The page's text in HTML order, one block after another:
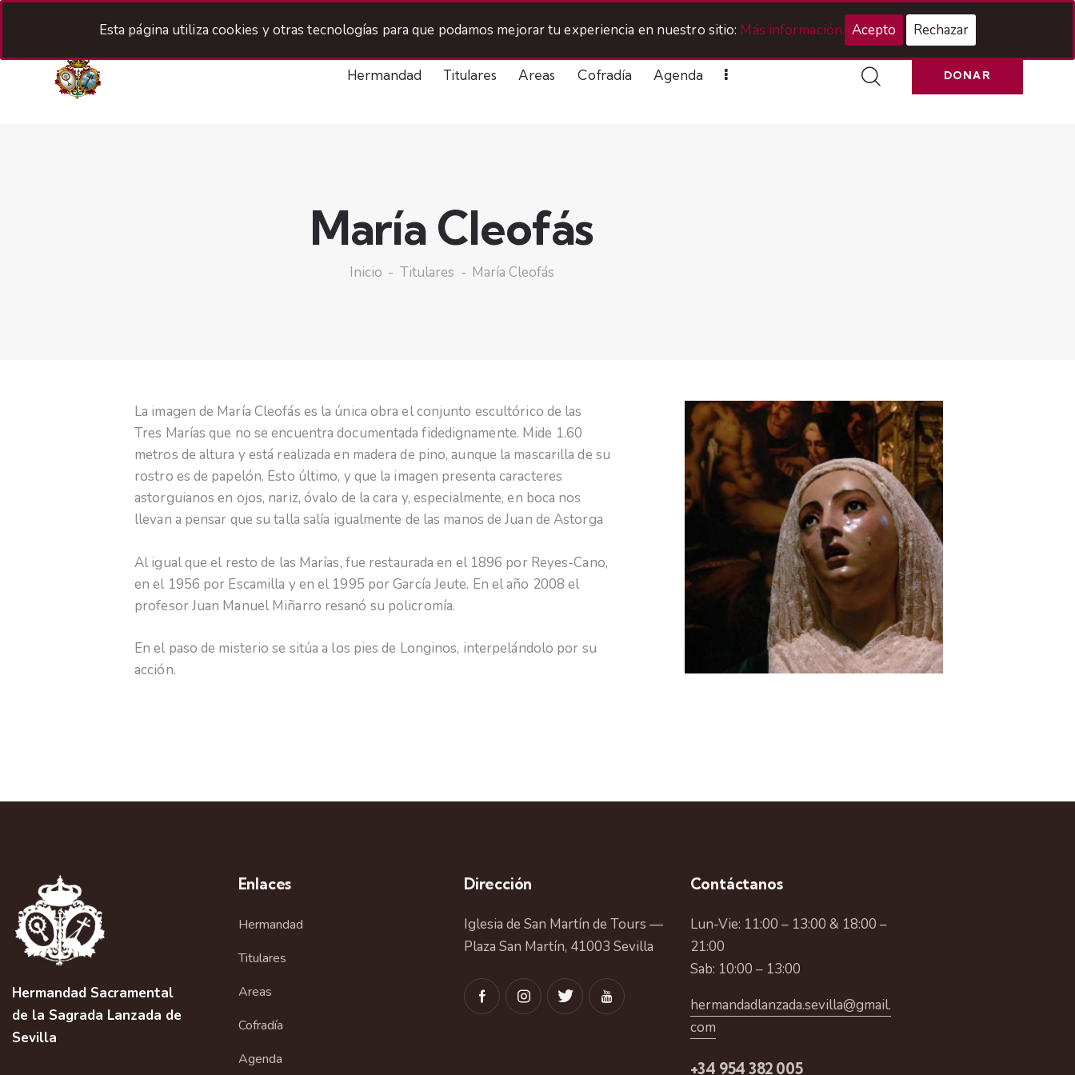
Acceso Hermanos
Hermandad Titulares Areas Cofradía Agenda DONAR
María Cleofás
Inicio Titulares María Cleofás
La imagen de María Cleofás es la única obra el conjunto escultórico de las
Tres Marías que no se encuentra documentada fidedignamente. Mide 1.60
metros de altura y está realizada en madera de pino, aunque la mascarilla de su
rostro es de papelón. Esto último, y que la imagen presenta caracteres
astorguianos en ojos, nariz, óvalo de la cara y, especialmente, en boca nos
llevan a pensar que su talla salía igualmente de las manos de Juan de Astorga
Al igual que el resto de las Marías, fue restaurada en el 1896 por Reyes-Cano,
en el 1956 por Escamilla y en el 1995 por García Jeute. En el año 2008 el
profesor Juan Manuel Miñarro resanó su policromía.
En el paso de misterio se sitúa a los pies de Longinos, interpelándolo por su
acción.
Hermandad Sacramental
de la Sagrada Lanzada de
Sevilla
Enlaces
Hermandad
Titulares
Areas
Cofradía
Agenda
Dirección
Iglesia de San Martín de Tours —
Plaza San Martín, 41003 Sevilla
Contáctanos
Lun-Vie: 11:00 – 13:00 & 18:00 –
21:00
Sab: 10:00 – 13:00
hermandadlanzada.sevilla@gmail.
com
+34 954 382 005
Esta página utiliza cookies y otras tecnologías para que podamos mejorar tu experiencia en nuestro sitio: Más información. Acepto Rechazar